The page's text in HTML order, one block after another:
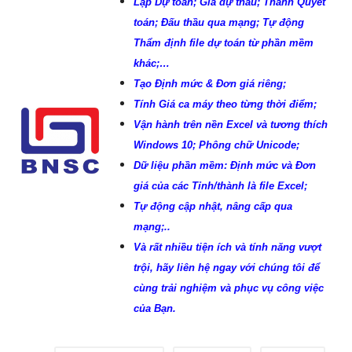
toán; Đấu thầu qua mạng; Tự động
Thẩm định file dự toán từ phần mềm
khác;…
Tạo Định mức & Đơn giá riêng;
Tính Giá ca máy theo từng thời điểm;
Vận hành trên nền Excel và tương thích
Windows 10; Phông chữ Unicode;
Dữ liệu phần mềm: Định mức và Đơn
giá của các Tỉnh/thành là file Excel;
Tự động cập nhật, nâng cấp qua
mạng;..
Và rất nhiều tiện ích và tính năng vượt
trội, hãy liên hệ ngay với chúng tôi để
cùng trải nghiệm và phục vụ công việc
của Bạn.